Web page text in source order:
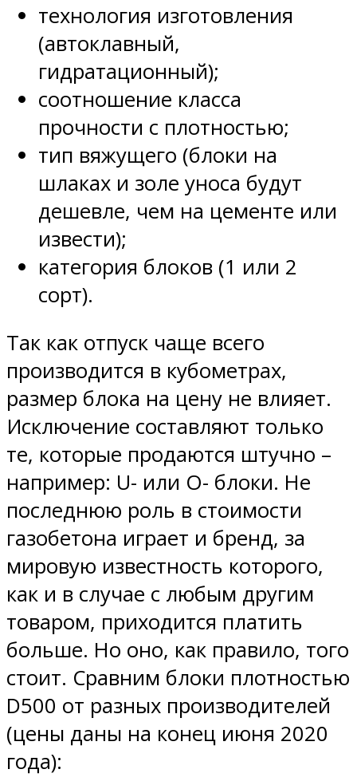
технология изготовления
(автоклавный,
гидратационный);
соотношение класса
прочности с плотностью;
тип вяжущего (блоки на
шлаках и золе уноса будут
дешевле, чем на цементе или
извести);
категория блоков (1 или 2
сорт).
Так как отпуск чаще всего
производится в кубометрах,
размер блока на цену не влияет.
Исключение составляют только
те, которые продаются штучно –
например: U- или О- блоки. Не
последнюю роль в стоимости
газобетона играет и бренд, за
мировую известность которого,
как и в случае с любым другим
товаром, приходится платить
больше. Но оно, как правило, того
стоит. Сравним блоки плотностью
D500 от разных производителей
(цены даны на конец июня 2020
года):